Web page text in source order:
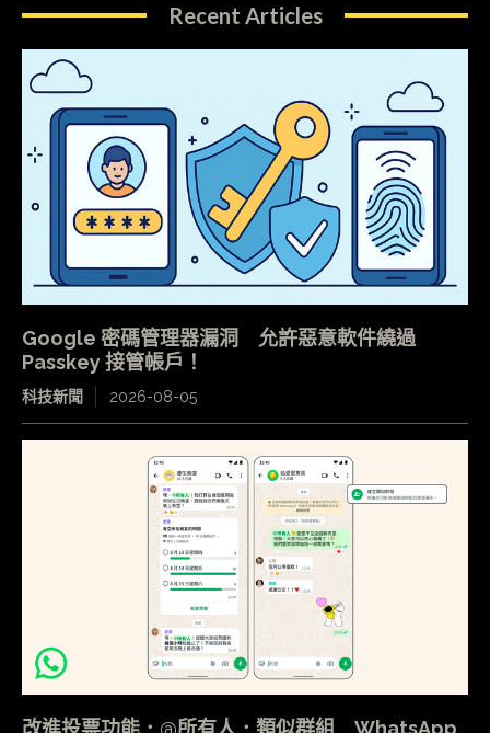
Recent Articles
Google 密碼管理器漏洞 允許惡意軟件繞過
Passkey 接管帳戶！
科技新聞 2026-08-05
改進投票功能．@所有人．類似群組 WhatsApp